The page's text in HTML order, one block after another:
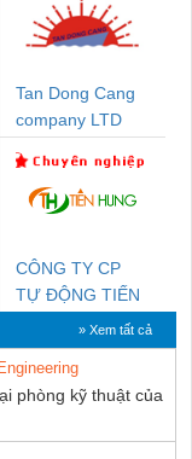
Tan Dong Cang
company LTD
CÔNG TY CP
TỰ ĐỘNG TIẾN
» Xem tất cả
phòng kỹ thuật của